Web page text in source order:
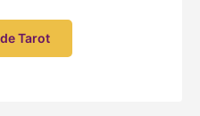
Tarot